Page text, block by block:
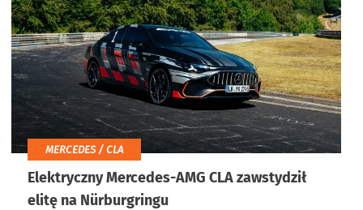
MERCEDES / CLA
Elektryczny Mercedes-AMG CLA zawstydził
elitę na Nürburgringu